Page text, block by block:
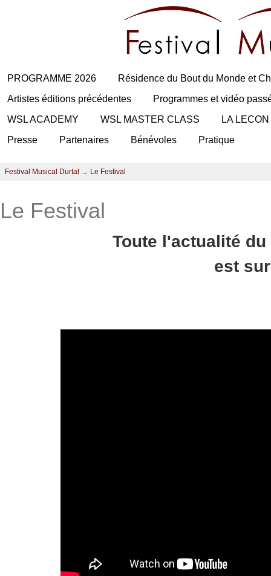
PROGRAMME 2026
Résidence du Bout du Monde et
Artistes éditions précédentes
Programmes et vidéo
WSL ACADEMY
WSL MASTER CLASS
LA
Presse
Partenaires Bénévoles Pratique
Festival Musical Durtal → Le Festival
Le Festival
Toute l'actualité
est